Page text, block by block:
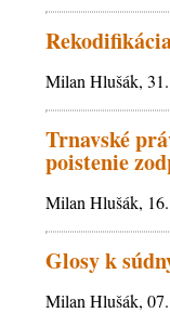
Milan Hlušák,
Trnavské
poistenie
Milan Hlušák,
Glosy k
Milan Hlušák,